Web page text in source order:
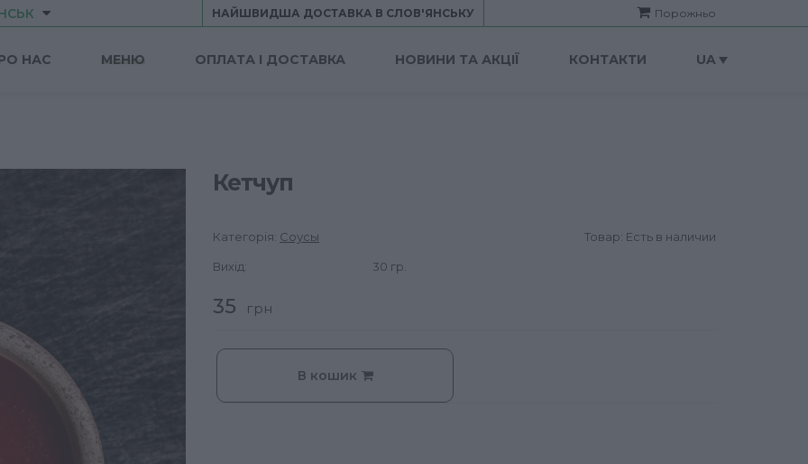
НАЙШВИДША ДОСТАВКА В CЛОВ'ЯНСЬКУ Порожньо
НАС МЕНЮ ОПЛАТА І ДОСТАВКА НОВИНИ ТА АКЦІЇ КОНТАКТИ UA
Кетчуп
Категорія: Соусы Товар: Есть в наличии
Вихід: 30 гр.
35 грн
В кошик